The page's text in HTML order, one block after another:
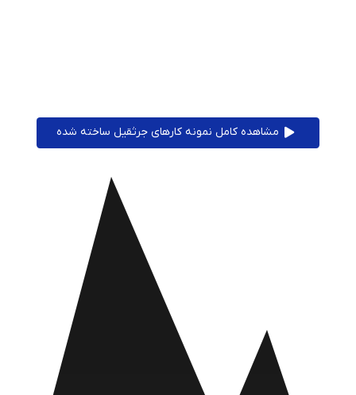
مشاهده کامل نمونه کارهای جرثقیل ساخته شده